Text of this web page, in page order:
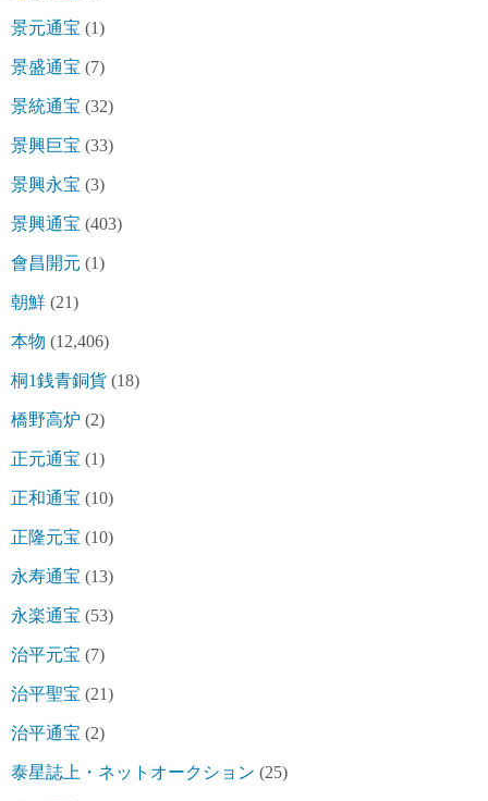
景元通宝 (1)
景盛通宝 (7)
景統通宝 (32)
景興巨宝 (33)
景興永宝 (3)
景興通宝 (403)
會昌開元 (1)
朝鮮 (21)
本物 (12,406)
桐1銭青銅貨 (18)
橋野高炉 (2)
正元通宝 (1)
正和通宝 (10)
正隆元宝 (10)
永寿通宝 (13)
永楽通宝 (53)
治平元宝 (7)
治平聖宝 (21)
治平通宝 (2)
泰星誌上・ネットオークション (25)